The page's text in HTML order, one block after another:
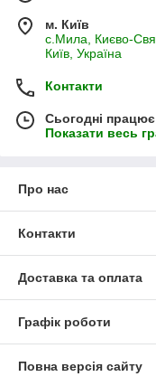
м. Київ
с.Мила, Києво-
Київ, Україна
Контакти
Сьогодні
Показати весь
Про нас
Контакти
Доставка та оплата
Графік роботи
Повна версія сайту